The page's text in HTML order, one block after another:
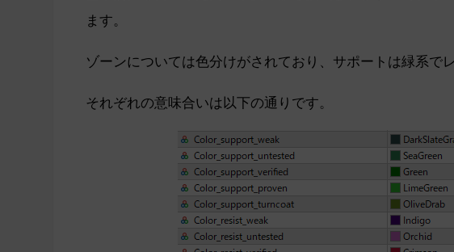
ます。
ゾーンについては色分けがされており、サポートは緑系で
それぞれの意味合いは以下の通りです。